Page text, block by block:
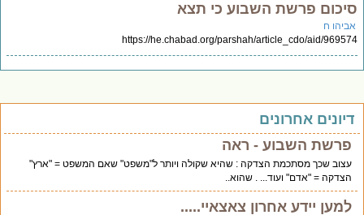
פרשת השבוע כי תצא
ח
https://he.chabad.org/parshah/article_cdo/aid/
אחרונים
פרשת השבוע - ראה
עצוב שכך מסתכמת הצדקה : שהיא שקולה ויותר ל"משפט" שאם המשפט = "ארץ"
הצדקה = "אדם" ועוד... . שהוא..
למען יידע אחרון צאצאיי.....